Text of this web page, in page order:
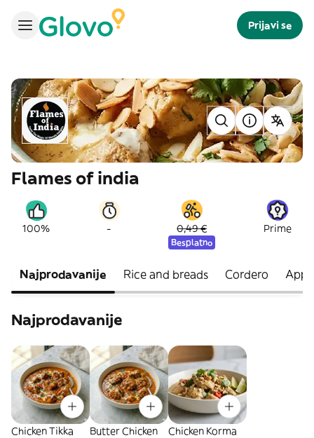
Prijavi se
Flames of india
100% - 0,49 €
Besplatno
Prime
Najprodavanije Rice and breads Cordero
Najprodavanije
Chicken Tikka
Butter Chicken Chicken Korma